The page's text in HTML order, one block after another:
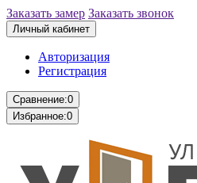
Заказать замер Заказать звонок
Личный кабинет
Авторизация
Регистрация
Сравнение:0
Избранное:0